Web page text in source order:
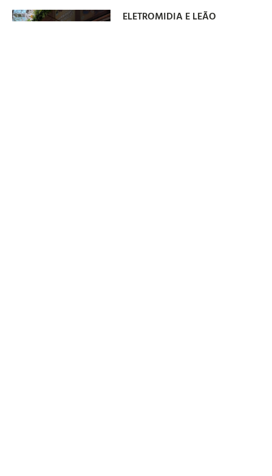
ELETROMIDIA E LEÃO